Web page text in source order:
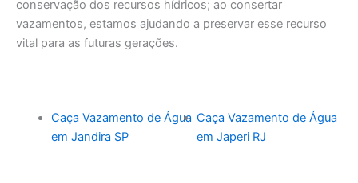
conservação dos recursos hídricos; ao consertar
vazamentos, estamos ajudando a preservar esse recurso
vital para as futuras gerações.
Caça Vazamento de Água
em Jandira SP
Caça Vazamento de Água
em Japeri RJ